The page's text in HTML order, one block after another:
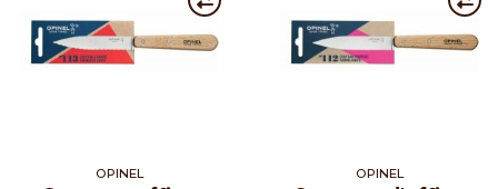
OPINEL OPINEL